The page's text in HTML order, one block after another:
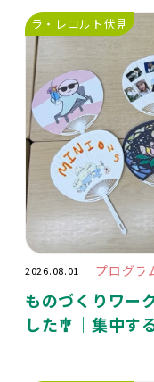
ラ・レコルト伏見
2026.08.01 プログラ
ものづくりワー
した🎐｜集中す